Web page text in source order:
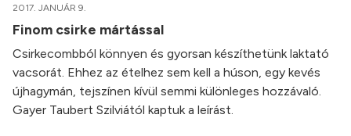
2017. JANUÁR 9.
Finom csirke mártással
Csirkecombból könnyen és gyorsan készíthetünk laktató
vacsorát. Ehhez az ételhez sem kell a húson, egy kevés
újhagymán, tejszínen kívül semmi különleges hozzávaló.
Gayer Taubert Szilviától kaptuk a leírást.